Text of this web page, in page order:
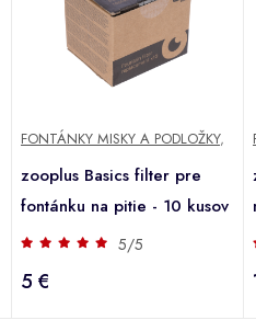
FONTÁNKY MISKY A PODLOŽKY,
zooplus Basics filter pre
fontánku na pitie - 10 kusov
5/5
5 €